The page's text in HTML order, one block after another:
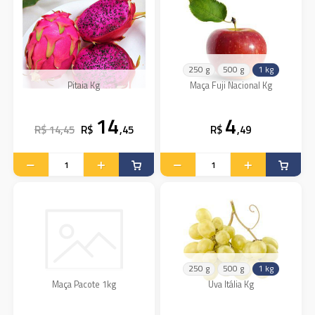
Pitaia Kg
R$ 14,45 R$ 14,45
250 g 500 g 1 kg
Maça Fuji Nacional Kg
R$ 4,49
Maça Pacote 1kg
250 g 500 g 1 kg
Uva Itália Kg